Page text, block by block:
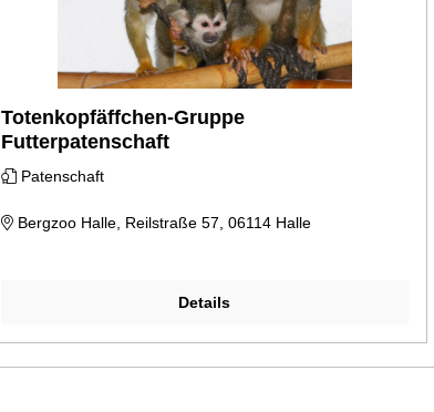
Totenkopfäffchen-Gruppe
Futterpatenschaft
Patenschaft
Bergzoo Halle, Reilstraße 57, 06114 Halle
Details